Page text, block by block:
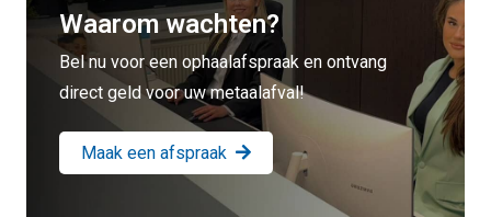
Waarom wachten?
Bel nu voor een ophaalafspraak en ontvang
direct geld voor uw metaalafval!
Maak een afspraak